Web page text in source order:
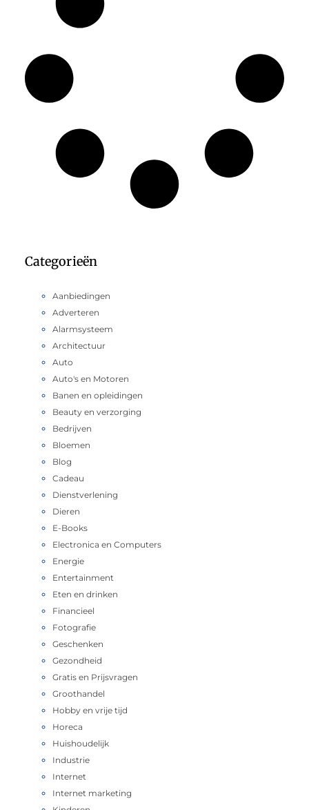
Categorieën
Aanbiedingen
Adverteren
Alarmsysteem
Architectuur
Auto
Auto's en Motoren
Banen en opleidingen
Beauty en verzorging
Bedrijven
Bloemen
Blog
Cadeau
Dienstverlening
Dieren
E-Books
Electronica en Computers
Energie
Entertainment
Eten en drinken
Financieel
Fotografie
Geschenken
Gezondheid
Gratis en Prijsvragen
Groothandel
Hobby en vrije tijd
Horeca
Huishoudelijk
Industrie
Internet
Internet marketing